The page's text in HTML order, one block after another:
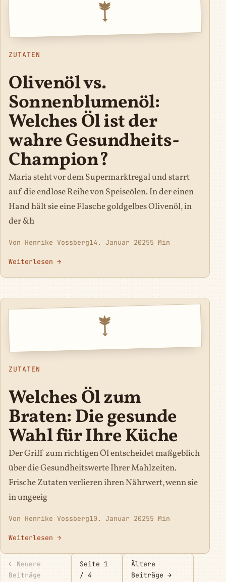
ZUTATEN
Olivenöl vs.
Sonnenblumenöl:
Welches Öl ist der
wahre Gesundheits-
Champion?
Maria steht vor dem Supermarktregal und starrt
auf die endlose Reihe von Speiseölen. In der einen
Hand hält sie eine Flasche goldgelbes Olivenöl, in
der &h
Von Henrike Vossberg14. Januar 20255 Min
Weiterlesen →
ZUTATEN
Welches Öl zum
Braten: Die gesunde
Wahl für Ihre Küche
Der Griff zum richtigen Öl entscheidet maßgeblich
über die Gesundheitswerte Ihrer Mahlzeiten.
Frische Zutaten verlieren ihren Nährwert, wenn sie
in ungeeig
Von Henrike Vossberg10. Januar 20255 Min
Weiterlesen →
← Neuere
Beiträge
Seite 1
/ 4
Ältere
Beiträge →